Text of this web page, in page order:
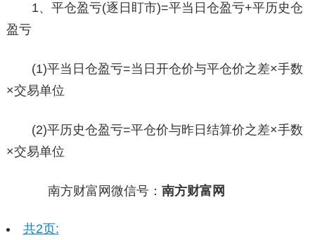
1、平仓盈亏(逐日盯市)=平当日仓盈亏+平历史仓
盈亏
(1)平当日仓盈亏=当日开仓价与平仓价之差×手数
×交易单位
(2)平历史仓盈亏=平仓价与昨日结算价之差×手数
×交易单位
南方财富网微信号： 南方财富网
共2页: